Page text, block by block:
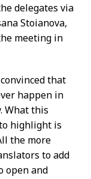
delegates via
Stoianova,
meeting in
that
happen in
What this
highlight is
the more
to add
open and